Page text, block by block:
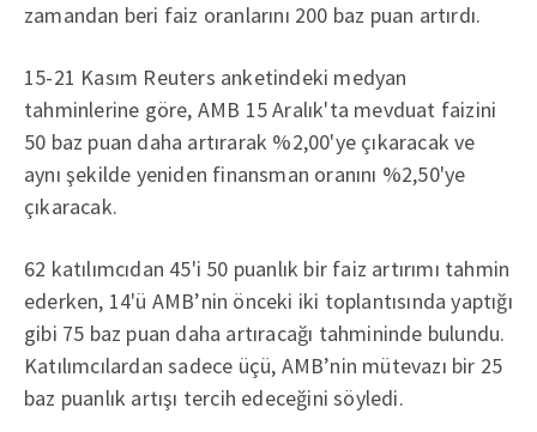
zamandan beri faiz oranlarını 200 baz puan artırdı.
15-21 Kasım Reuters anketindeki medyan
tahminlerine göre, AMB 15 Aralık'ta mevduat faizini
50 baz puan daha artırarak %2,00'ye çıkaracak ve
aynı şekilde yeniden finansman oranını %2,50'ye
çıkaracak.
62 katılımcıdan 45'i 50 puanlık bir faiz artırımı tahmin
ederken, 14'ü AMB’nin önceki iki toplantısında yaptığı
gibi 75 baz puan daha artıracağı tahmininde bulundu.
Katılımcılardan sadece üçü, AMB’nin mütevazı bir 25
baz puanlık artışı tercih edeceğini söyledi.